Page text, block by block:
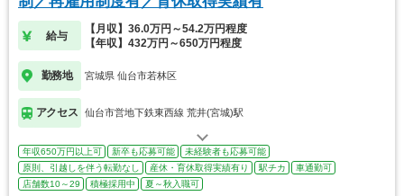
給与
【月収】36.0万円～54.2万円程度
【年収】432万円～650万円程度
勤務地 宮城県 仙台市若林区
アクセス 仙台市営地下鉄東西線 荒井(宮城)駅
年収650万円以上可 新卒も応募可能
未経験者も応募可能
原則、引越しを伴う転勤なし
産休・育休取得実績有り 駅チカ
車通勤可
店舗数10～29
積極採用中 夏～秋入職可